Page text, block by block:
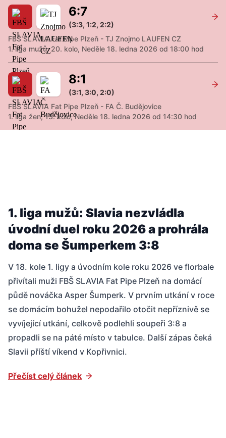
6:7
(3:3, 1:2, 2:2)
FBŠ SLAVIA Fat Pipe Plzeň - TJ Znojmo LAUFEN CZ
1. liga mužů, 20. kolo, Neděle 18. ledna 2026 od 18:00 hod
8:1
(3:1, 3:0, 2:0)
FBŠ SLAVIA Fat Pipe Plzeň - FA Č. Budějovice
1. liga žen, 13. kolo, Neděle 18. ledna 2026 od 14:30 hod
1. liga mužů: Slavia nezvládla
úvodní duel roku 2026 a prohrála
doma se Šumperkem 3:8
V 18. kole 1. ligy a úvodním kole roku 2026 ve florbale
přivítali muži FBŠ SLAVIA Fat Pipe Plzeň na domácí
půdě nováčka Asper Šumperk. V prvním utkání v roce
se domácím bohužel nepodařilo otočit nepříznivě se
vyvíjející utkání, celkově podlehli soupeři 3:8 a
propadli se na páté místo v tabulce. Další zápas čeká
Slavii příští víkend v Kopřivnici.
Přečíst celý článek